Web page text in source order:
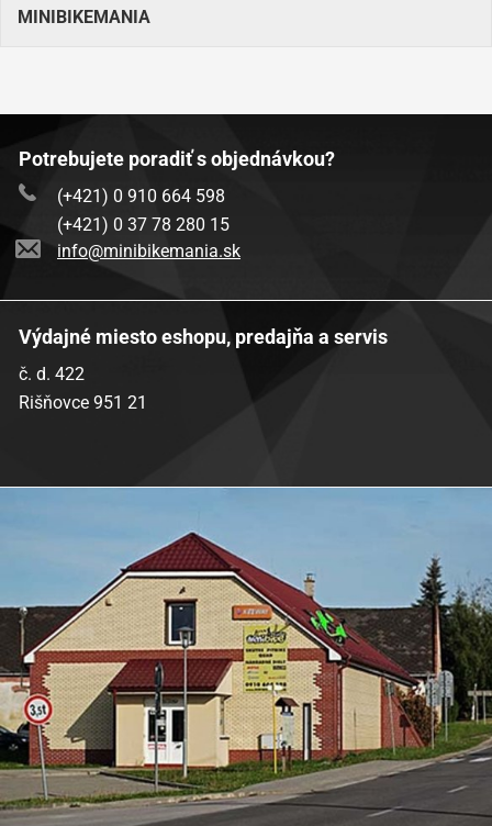
MINIBIKEMANIA
Potrebujete poradiť s objednávkou?
(+421) 0 910 664 598
(+421) 0 37 78 280 15
info@minibikemania.sk
Výdajné miesto eshopu, predajňa a servis
č. d. 422
Rišňovce 951 21